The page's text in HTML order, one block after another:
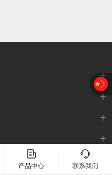
󦤹
产品中心
󦘉
联系我们